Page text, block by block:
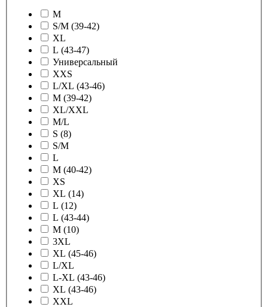
M
S/M (39-42)
XL
L (43-47)
Универсальный
XXS
L/XL (43-46)
M (39-42)
XL/XXL
M/L
S (8)
S/M
L
M (40-42)
XS
XL (14)
L (12)
L (43-44)
M (10)
3XL
XL (45-46)
L/XL
L-XL (43-46)
XL (43-46)
XXL